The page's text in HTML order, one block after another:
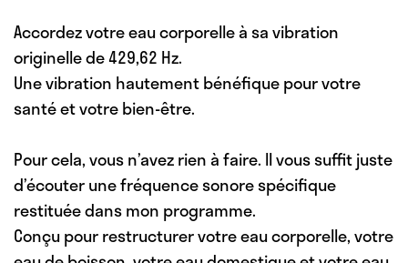
Accordez votre eau corporelle à sa vibration
originelle de 429,62 Hz.
Une vibration hautement bénéfique pour votre
santé et votre bien-être.
Pour cela, vous n’avez rien à faire. Il vous suffit juste
d’écouter une fréquence sonore spécifique
restituée dans mon programme.
Conçu pour restructurer votre eau corporelle, votre